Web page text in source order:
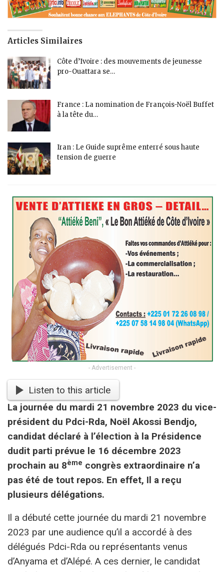
Articles Similaires
Côte d’Ivoire : des mouvements de jeunesse
pro-Ouattara se…
France : La nomination de François-Noël Buffet
à la tête du…
Iran : Le Guide suprême enterré sous haute
tension de guerre
- Advertisement -
Listen to this article
La journée du mardi 21 novembre 2023 du vice-
président du Pdci-Rda, Noël Akossi Bendjo,
candidat déclaré à l’élection à la Présidence
dudit parti prévue le 16 décembre 2023
prochain au 8ème congrès extraordinaire n’a
pas été de tout repos. En effet, Il a reçu
plusieurs délégations.
Il a débuté cette journée du mardi 21 novembre
2023 par une audience qu’il a accordé à des
délégués Pdci-Rda ou représentants venus
d’Anyama et d’Alépé. A ces dernier, le candidat